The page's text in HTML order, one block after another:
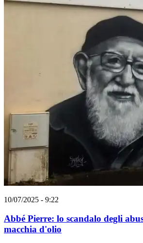
10/07/2025 - 9:22
Abbé Pierre: lo scandalo degli
macchia d'olio